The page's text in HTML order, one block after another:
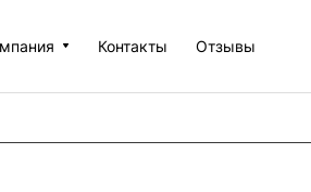
Контакты Отзывы